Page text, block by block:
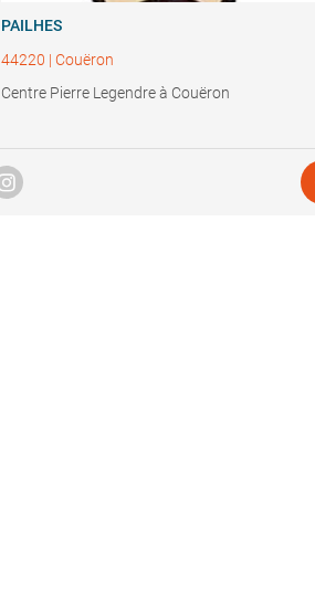
PAILHES
44220 | Couëron
Centre Pierre Legendre à Couëron